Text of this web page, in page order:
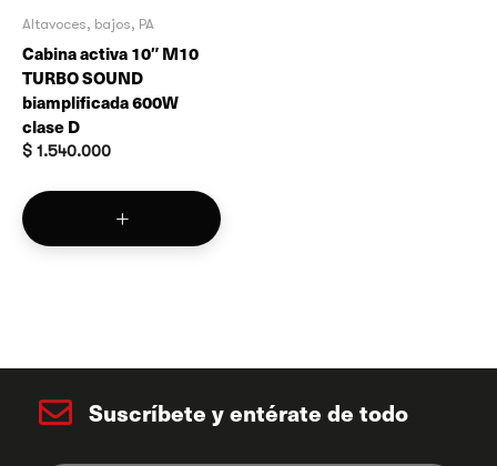
Altavoces, bajos, PA
Cabina activa 10″ M10
TURBO SOUND
biamplificada 600W
clase D
$ 1.540.000
Suscríbete y entérate de todo